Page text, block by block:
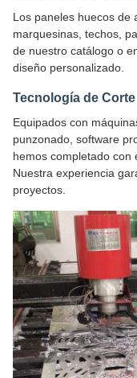
Los paneles huecos de
marquesinas, techos,
de nuestro catálogo o
diseño personalizado.
Tecnología de Corte
Equipados con
punzonado, software
hemos completado con
Nuestra experiencia
proyectos.